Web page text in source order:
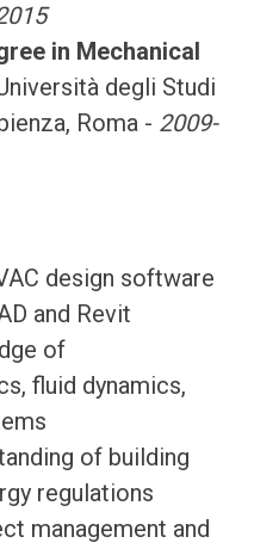
in Mechanical
degli Studi
Roma - 2009-
design software
and Revit
of
fluid dynamics,
of building
regulations
management and